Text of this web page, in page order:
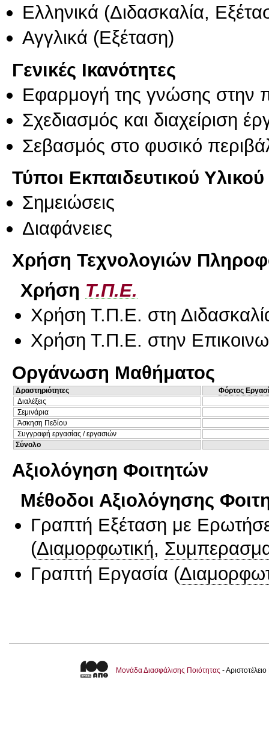
Ελληνικά (Διδασκαλία,
Αγγλικά (Εξέταση)
Γενικές Ικανότητες
Εφαρμογή της γνώσης στην
Σχεδιασμός και διαχείριση
Σεβασμός στο φυσικό
Τύποι Εκπαιδευτικού Υλικού
Σημειώσεις
Διαφάνειες
Χρήση Τεχνολογιών
Χρήση Τ.Π.Ε.
Χρήση Τ.Π.Ε. στη
Χρήση Τ.Π.Ε. στην
Οργάνωση Μαθήματος
Δραστηριότητες
Φόρτος
Διαλέξεις
Σεμινάρια
Άσκηση Πεδίου
Συγγραφή εργασίας / εργασιών
Σύνολο
Αξιολόγηση Φοιτητών
Μέθοδοι Αξιολόγησης
Γραπτή Εξέταση με
(Διαμορφωτική,
Γραπτή Εργασία (
Μονάδα Διασφάλισης Ποιότητας -